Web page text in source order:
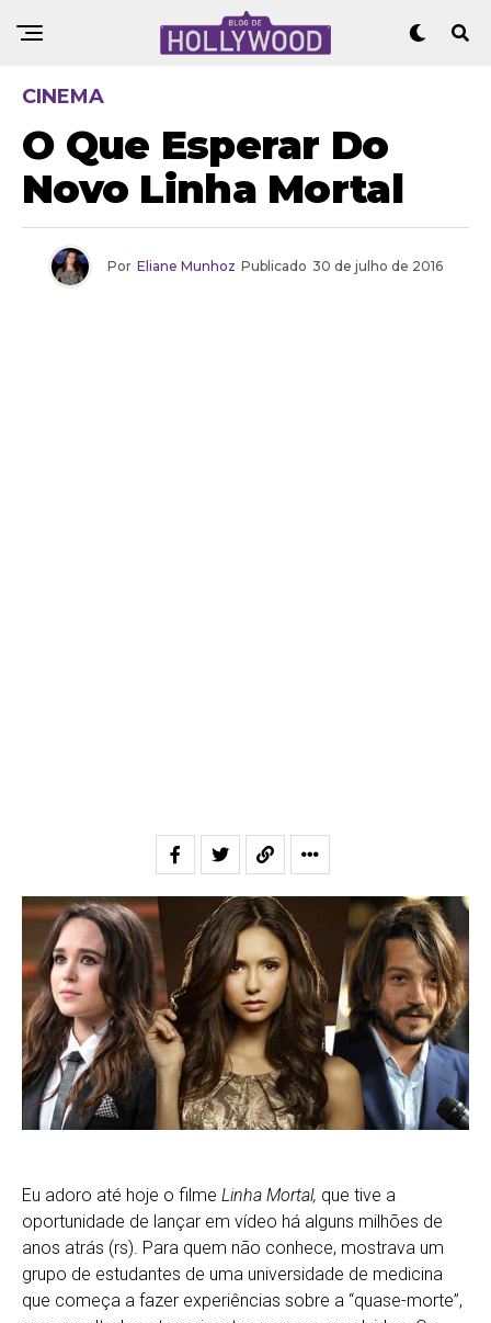
CINEMA
O Que Esperar Do
Novo Linha Mortal
Por Eliane Munhoz Publicado 30 de julho de 2016
Eu adoro até hoje o filme Linha Mortal, que tive a
oportunidade de lançar em vídeo há alguns milhões de
anos atrás (rs). Para quem não conhece, mostrava um
grupo de estudantes de uma universidade de medicina
que começa a fazer experiências sobre a “quase-morte”,